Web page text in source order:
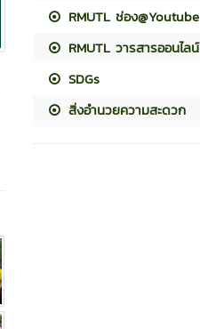
RMUTL ช่อง@Youtube
RMUTL วารสารออนไลน์
SDGs
สิ่งอำนวยความสะดวก